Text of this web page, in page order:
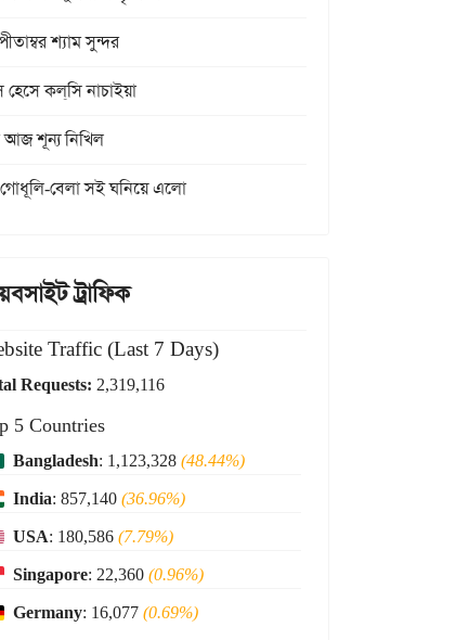
শ্যাম সুন্দর
হেসে কল্‌সি নাচাইয়া
আজ শূন্য নিখিল
বেলা সই ঘনিয়ে এলো
ট্রাফিক
Traffic (Last 7 Days)
Requests: 2,319,116
5 Countries
Bangladesh: 1,123,328(48.44%)
India: 857,140(36.96%)
USA: 180,586(7.79%)
Singapore: 22,360(0.96%)
Germany: 16,077(0.69%)